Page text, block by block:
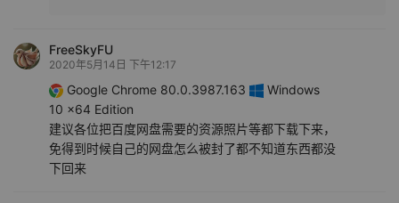
FreeSkyFU
2020年5月14日 下午12:17
Google Chrome 80.0.3987.163
Windows
10 x64 Edition
建议各位把百度网盘需要的资源照片等都下载下来，
免得到时候自己的网盘怎么被封了都不知道东西都没
下回来